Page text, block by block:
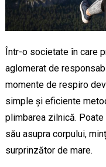
Într-o societate în care
aglomerat de
momente de respiro
simple și eficiente
plimbarea zilnică. Poate
său asupra corpului,
surprinzător de mare.